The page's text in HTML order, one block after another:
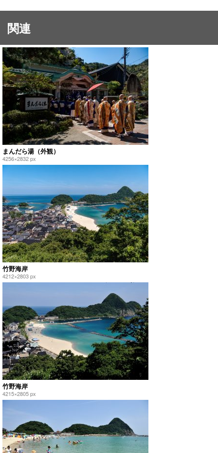
関連
まんだら湯（外観）
4256×2832 px
竹野海岸
4212×2803 px
竹野海岸
4215×2805 px